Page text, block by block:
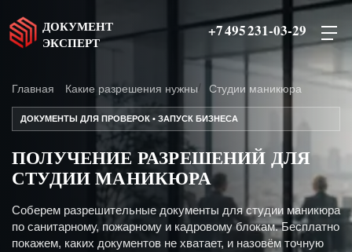
ДОКУМЕНТ
ЭКСПЕРТ
+7 495 231-03-29
Главная Какие разрешения нужны Студии маникюра
ДОКУМЕНТЫ ДЛЯ ПРОВЕРОК • ЗАПУСК БИЗНЕСА
ПОЛУЧЕНИЕ РАЗРЕШЕНИЙ ДЛЯ
СТУДИИ МАНИКЮРА
Соберем разрешительные документы для студии маникюра
по санитарному, пожарному и кадровому блокам. Бесплатно
покажем, каких документов не хватает, и назовём точную